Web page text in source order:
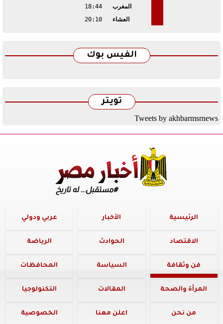
المغرب
18:44
العشاء
20:10
الفيس بوك
تويتر
Tweets by akhbarmsrnews
الرئيسية الأخبار عربي ودولي
الاقتصاد الحوادث الرياضة
فن وثقافة السياسة المحافظات
المرأة والصحة المقالات التكنولوجيا
من نحن اعلن معنا الخصوصية